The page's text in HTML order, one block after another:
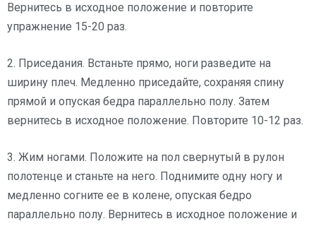
Вернитесь в исходное положение и повторите
упражнение 15-20 раз.
2. Приседания. Встаньте прямо, ноги разведите на
ширину плеч. Медленно приседайте, сохраняя спину
прямой и опуская бедра параллельно полу. Затем
вернитесь в исходное положение. Повторите 10-12 раз.
3. Жим ногами. Положите на пол свернутый в рулон
полотенце и станьте на него. Поднимите одну ногу и
медленно согните ее в колене, опуская бедро
параллельно полу. Вернитесь в исходное положение и